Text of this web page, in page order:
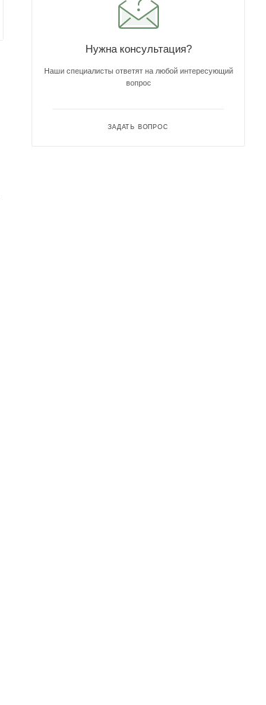
Нужна консультация?
Наши специалисты ответят на любой интересующий
вопрос
ЗАДАТЬ ВОПРОС